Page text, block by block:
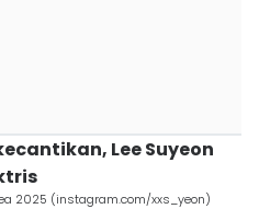
Lee Suyeon
2025 (instagram.com/xxs_yeon)